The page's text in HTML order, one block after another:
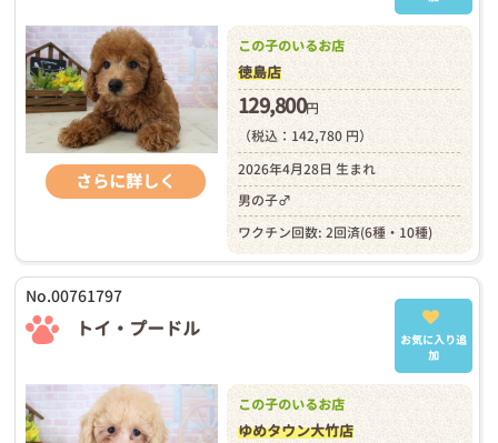
さらに詳しく
この子のいるお店
徳島店
129,800円
（税込：142,780 円）
2026年4月28日 生まれ
男の子♂
ワクチン回数: 2回済(6種・10種)
No.00761797
トイ・プードル
お気に入り追
加
この子のいるお店
ゆめタウン大竹店